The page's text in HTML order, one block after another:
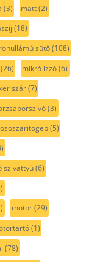
(3) matt(2)
(18)
sütő(108)
mikró izzó(6)
szár(7)
(3)
(5)
szivattyú(6)
motor(29)
(1)
(78)